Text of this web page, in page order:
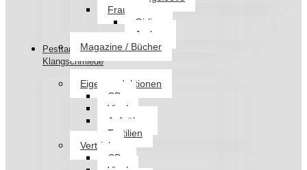
Frauen
Girlies
Jacken
Magazine / Bücher
Pesttanz
Klangschmiede
Eigenproduktionen
CDs
Vinyl
Aufnäher
Textilien
Vertrieb
CDs